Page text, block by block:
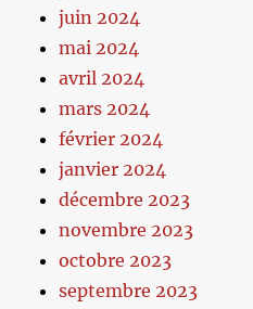
juin 2024
mai 2024
avril 2024
mars 2024
février 2024
janvier 2024
décembre 2023
novembre 2023
octobre 2023
septembre 2023